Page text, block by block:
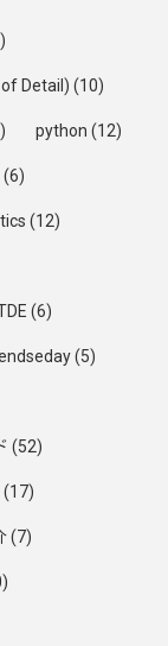
of Detail) (10)
python (12)
(6)
(12)
(6)
(5)
(52)
(17)
(7)